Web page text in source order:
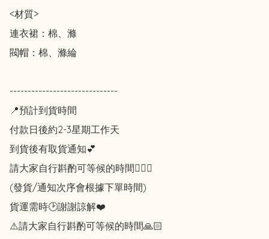
<材質>
連衣裙：棉、滌
閥帽：棉、滌綸
------------------------------
📍預計到貨時間
付款日後約2-3星期工作天
到貨後有取貨通知💕
請大家自行斟酌可等候的時間🙇🏻‍♀️
(發貨/通知次序會根據下單時間)
貨運需時🕑謝謝諒解❤️
⚠️請大家自行斟酌可等候的時間🙏🏻